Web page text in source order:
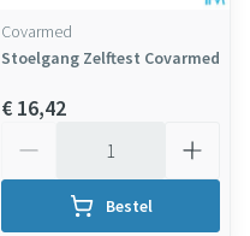
Covarmed
Stoelgang Zelftest Covarmed
€ 16,42
Bestel